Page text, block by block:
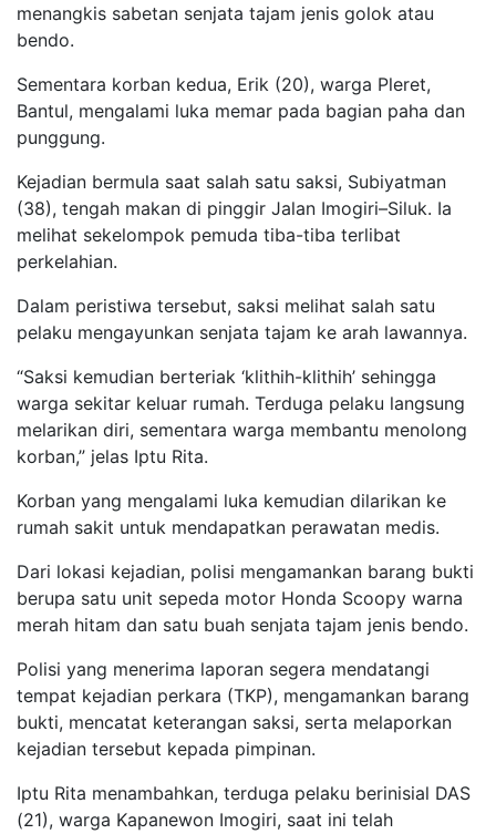
menangkis sabetan senjata tajam jenis golok atau
bendo.
Sementara korban kedua, Erik (20), warga Pleret,
Bantul, mengalami luka memar pada bagian paha dan
punggung.
Kejadian bermula saat salah satu saksi, Subiyatman
(38), tengah makan di pinggir Jalan Imogiri–Siluk. Ia
melihat sekelompok pemuda tiba-tiba terlibat
perkelahian.
Dalam peristiwa tersebut, saksi melihat salah satu
pelaku mengayunkan senjata tajam ke arah lawannya.
“Saksi kemudian berteriak ‘klithih-klithih’ sehingga
warga sekitar keluar rumah. Terduga pelaku langsung
melarikan diri, sementara warga membantu menolong
korban,” jelas Iptu Rita.
Korban yang mengalami luka kemudian dilarikan ke
rumah sakit untuk mendapatkan perawatan medis.
Dari lokasi kejadian, polisi mengamankan barang bukti
berupa satu unit sepeda motor Honda Scoopy warna
merah hitam dan satu buah senjata tajam jenis bendo.
Polisi yang menerima laporan segera mendatangi
tempat kejadian perkara (TKP), mengamankan barang
bukti, mencatat keterangan saksi, serta melaporkan
kejadian tersebut kepada pimpinan.
Iptu Rita menambahkan, terduga pelaku berinisial DAS
(21), warga Kapanewon Imogiri, saat ini telah